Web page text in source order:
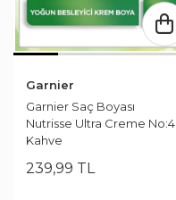
Garnier
Garnier Saç Boyası
Nutrisse Ultra Creme No:4
Kahve
239,99 TL